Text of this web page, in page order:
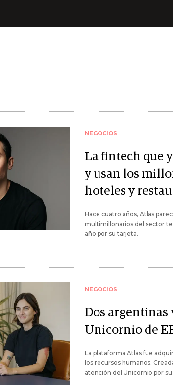
NEGOCIOS
La fintech que
y usan los
hoteles y
Hace cuatro años, Atlas
multimillonarios del sector
año por su tarjeta.
NEGOCIOS
Dos argentinas
Unicornio de
La plataforma Atlas fue
los recursos humanos.
atención del Unicornio por